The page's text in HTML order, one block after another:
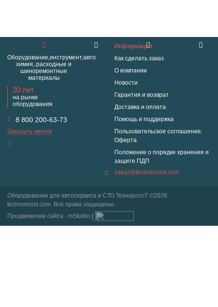
Оборудование,инструмент,авто
химия, расходные и
шиноремонтные
материалы
20 лет
на рынке
оборудования
8 800 200-63-73
Заказать звонок
Информация
Как сделать заказ
О компании
Новости
Гарантия и возврат
Доставка и оплата
Помощь и поддержка
Пользовательское соглашение.
Оферта
Положение о порядке хранения и
защите ПДП
zakaz@technorosst.com
Оборудование для автосервиса и СТО ТехнороссТ ©2026
technorosst.com. Все права защищены.
Продвижение сайта - mStudio